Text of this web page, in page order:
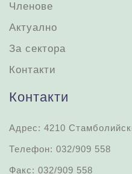
Членове
Актуално
За сектора
Контакти
Контакти
Адрес: 4210
Телефон: 032/909 558
Факс: 032/909 558